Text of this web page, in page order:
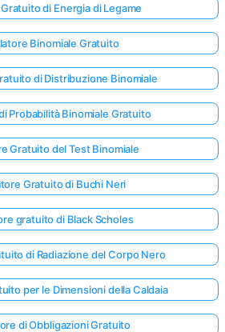
di Energia di Legame
Binomiale Gratuito
di Distribuzione Binomiale
Probabilità Binomiale Gratuito
Gratuito del Test Binomiale
Gratuito di Buchi Neri
gratuito di Black Scholes
di Radiazione del Corpo Nero
per le Dimensioni della Caldaia
di Obbligazioni Gratuito